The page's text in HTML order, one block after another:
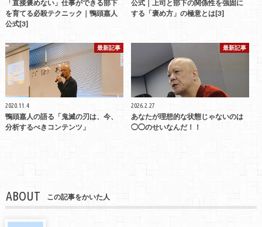
「直接褒めない」仕事ができる部下
を育てる必殺テクニック｜鴨頭嘉人
公式[3]
公式｜上司と部下の関係性を強固に
する「褒め方」の極意とは[3]
最新記事
2020.11.4
鴨頭嘉人の語る「鬼滅の刃は、今、
分析するべきコンテンツ」
最新記事
2026.2.27
あなたが理想的な状態じゃないのは
◯◯のせいなんだ！！
ABOUT この記事をかいた人